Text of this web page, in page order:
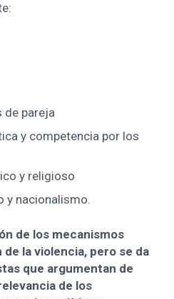
de pareja
y competencia por los
y religioso
y nacionalismo.
de los mecanismos
la violencia, pero se da
que argumentan de
de los